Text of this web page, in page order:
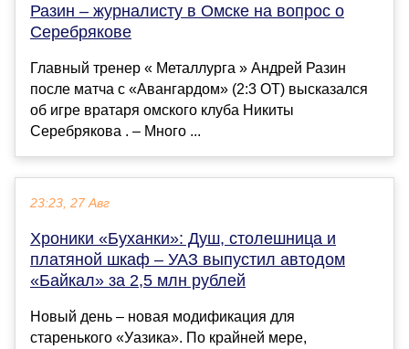
Разин – журналисту в Омске на вопрос о
Серебрякове
Главный тренер « Металлурга » Андрей Разин
после матча с «Авангардом» (2:3 ОТ) высказался
об игре вратаря омского клуба Никиты
Серебрякова . – Много ...
23:23, 27 Авг
Хроники «Буханки»: Душ, столешница и
платяной шкаф – УАЗ выпустил автодом
«Байкал» за 2,5 млн рублей
Новый день – новая модификация для
старенького «Уазика». По крайней мере,